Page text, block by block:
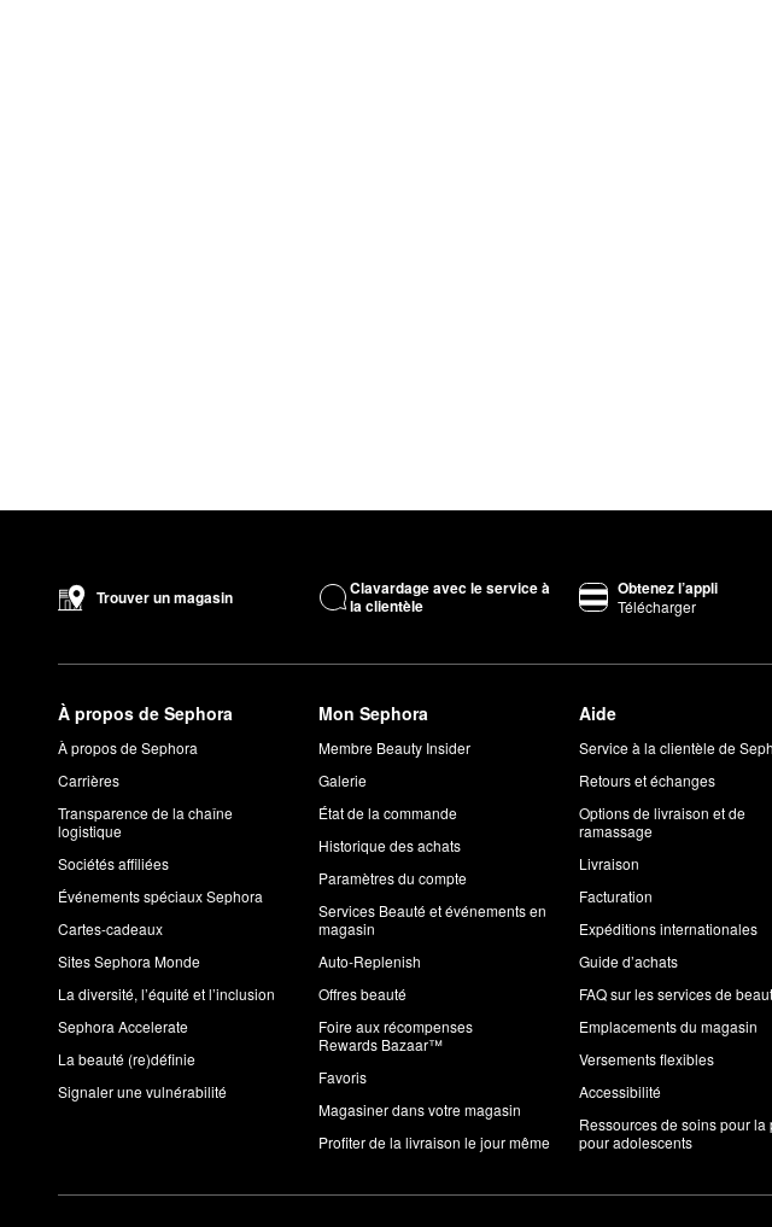
Trouver un magasin
Clavardage avec le service à
la clientèle
Obtenez l’appli
Télécharger
À propos de Sephora
À propos de Sephora
Carrières
Transparence de la chaîne
logistique
Sociétés affiliées
Événements spéciaux Sephora
Cartes-cadeaux
Sites Sephora Monde
La diversité, l’équité et l’inclusion
Sephora Accelerate
La beauté (re)définie
Signaler une vulnérabilité
Mon Sephora
Membre Beauty Insider
Galerie
État de la commande
Historique des achats
Paramètres du compte
Services Beauté et événements en
magasin
Auto-Replenish
Offres beauté
Foire aux récompenses
Rewards Bazaar™
Favoris
Magasiner dans votre magasin
Profiter de la livraison le jour même
Aide
Service à la clientèle de
Retours et échanges
Options de livraison et de
ramassage
Livraison
Facturation
Expéditions internationales
Guide d’achats
FAQ sur les services de
Emplacements du magasin
Versements flexibles
Accessibilité
Ressources de soins pour la
pour adolescents